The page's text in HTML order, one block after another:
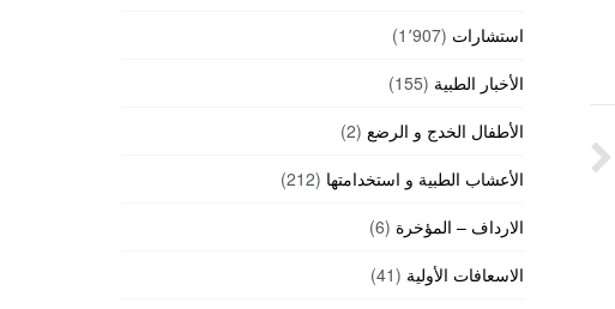
استشارات (1٬907)
الأخبار الطبية (155)
الأطفال الخدج و الرضع (2)
الأعشاب الطبية و استخدامتها (212)
الارداف – المؤخرة (6)
الاسعافات الأولية (41)